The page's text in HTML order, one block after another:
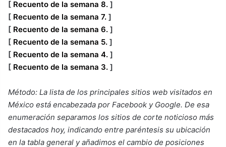
[ Recuento de la semana 8. ]
[ Recuento de la semana 7. ]
[ Recuento de la semana 6. ]
[ Recuento de la semana 5. ]
[ Recuento de la semana 4. ]
[ Recuento de la semana 3. ]
Método: La lista de los principales sitios web visitados en
México está encabezada por Facebook y Google. De esa
enumeración separamos los sitios de corte noticioso más
destacados hoy, indicando entre paréntesis su ubicación
en la tabla general y añadimos el cambio de posiciones